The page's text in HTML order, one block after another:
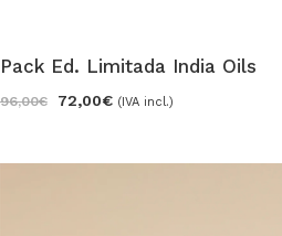
Pack Ed. Limitada India Oils
96,00€ 72,00€ (IVA incl.)